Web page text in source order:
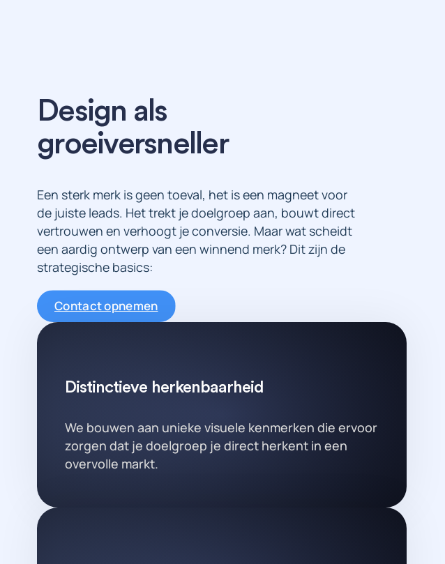
Design als
groeiversneller
Een sterk merk is geen toeval, het is een magneet voor
de juiste leads. Het trekt je doelgroep aan, bouwt direct
vertrouwen en verhoogt je conversie. Maar wat scheidt
een aardig ontwerp van een winnend merk? Dit zijn de
strategische basics:
Contact opnemen
Distinctieve herkenbaarheid
We bouwen aan unieke visuele kenmerken die ervoor
zorgen dat je doelgroep je direct herkent in een
overvolle markt.